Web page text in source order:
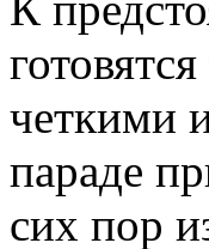
четкими
параде
сих пор